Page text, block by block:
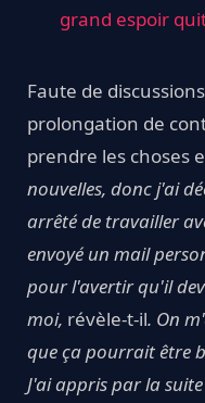
grand espoir
Faute de
prolongation de
prendre les choses
nouvelles, donc j'ai
arrêté de travailler
envoyé un mail
pour l'avertir qu'il
moi, révèle-t-il. On
que ça pourrait être
J'ai appris par la